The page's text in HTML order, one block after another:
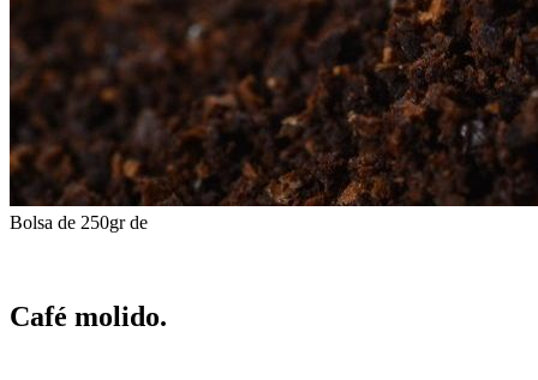
Bolsa de 250gr de
Café molido.